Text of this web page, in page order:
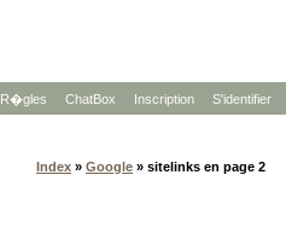
R�gles ChatBox Inscription S'identifier
Index » Google » sitelinks en page 2